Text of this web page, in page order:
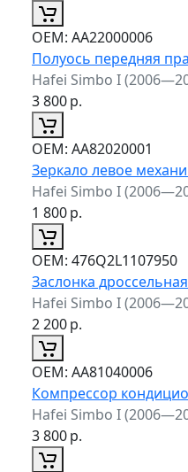
ОЕМ: AA22000006
Полуось передняя
Hafei Simbo I
3 800р.
ОЕМ: AA82020001
Зеркало левое
Hafei Simbo I
1 800р.
ОЕМ: 476Q2L1107950
Заслонка дроссельная
Hafei Simbo I
2 200р.
ОЕМ: AA81040006
Компрессор
Hafei Simbo I
3 800р.